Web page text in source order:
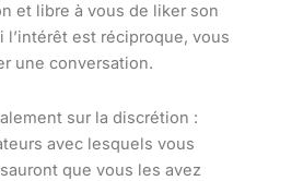
et libre à vous de liker son
l’intérêt est réciproque, vous
une conversation.
sur la discrétion :
avec lesquels vous
que vous les avez